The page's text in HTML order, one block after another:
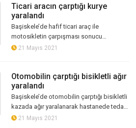
Ticari aracın çarptığı kurye
yaralandı
Başiskele’de hafif ticari araç ile
motosikletin çarpışması sonucu
meydana gelen kazada kurye yaralandı
21 Mayıs 2021
Otomobilin çarptığı bisikletli ağır
yaralandı
Başiskele’de otomobilin çarptığı bisikletli
kazada ağır yaralanarak hastanede tedavi
altına alındı
21 Mayıs 2021